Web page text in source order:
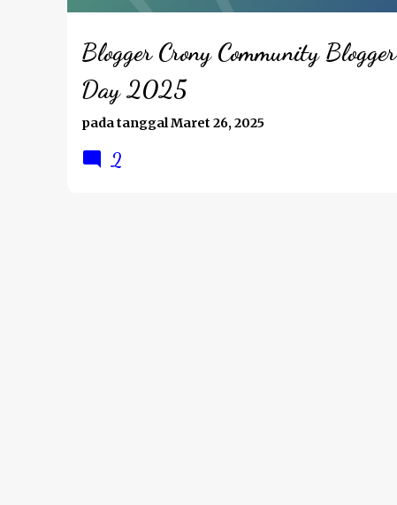
Blogger Crony Community Blogger
Day 2025
pada tanggalMaret 26, 2025
2